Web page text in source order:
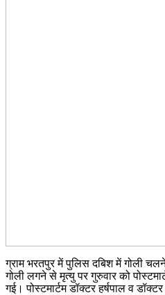
ग्राम भरतपुर में पुलिस दबिश में गोली
गोली लगने से मृत्यु पर गुरुवार को
गई। पोस्टमार्टम डॉक्टर हर्षपाल व